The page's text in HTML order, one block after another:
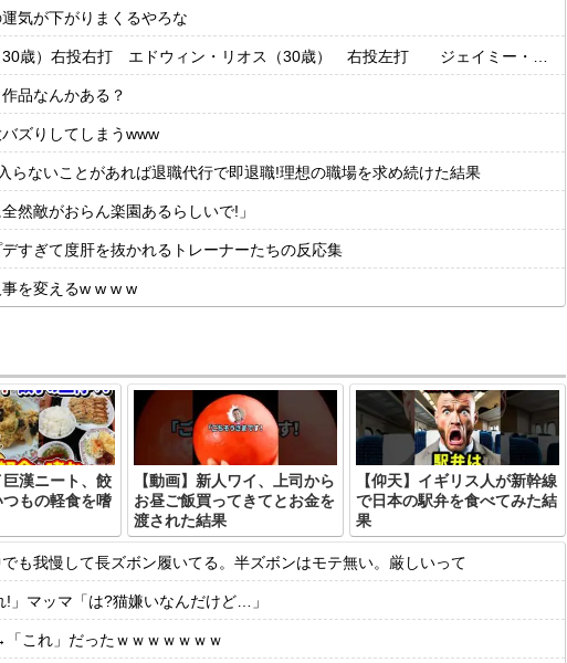
気が下がりまくるやろな
打 エドウィン・リオス（30歳） 右投左打 ジェイミー・ウェストブルック（29歳） 右投右打
品なんかある？
ズりしてしまうwww
らないことがあれば退職代行で即退職!理想の職場を求め続けた結果
然敵がおらん楽園あるらしいで!」
すぎて度肝を抜かれるトレーナーたちの反応集
を変えるw w w w
巨漢ニート、餃
もの軽食を嗜
【動画】新人ワイ、上司から
お昼ご飯買ってきてとお金を
渡された結果
【仰天】イギリス人が新幹線
で日本の駅弁を食べてみた結
果
も我慢して長ズボン履いてる。半ズボンはモテ無い。厳しいって
」マッマ「は?猫嫌いなんだけど…」
これ」だったｗｗｗｗｗｗｗ